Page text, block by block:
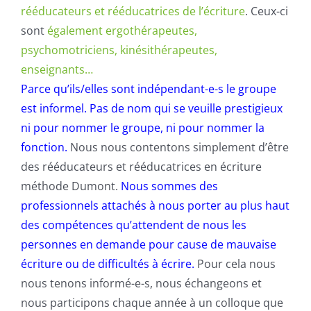
rééducateurs et rééducatrices de l’écriture. Ceux-ci
sont également ergothérapeutes,
psychomotriciens, kinésithérapeutes,
enseignants…
Parce qu’ils/elles sont indépendant-e-s le groupe
est informel. Pas de nom qui se veuille prestigieux
ni pour nommer le groupe, ni pour nommer la
fonction. Nous nous contentons simplement d’être
des rééducateurs et rééducatrices en écriture
méthode Dumont. Nous sommes des
professionnels attachés à nous porter au plus haut
des compétences qu’attendent de nous les
personnes en demande pour cause de mauvaise
écriture ou de difficultés à écrire. Pour cela nous
nous tenons informé-e-s, nous échangeons et
nous participons chaque année à un colloque que